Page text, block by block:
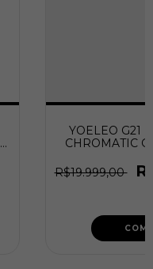
YOELEO G21
CHROMATIC
R$19.999,00